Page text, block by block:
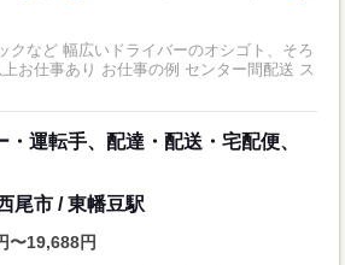
クなど 幅広いドライバーのオシゴト、そろ
お仕事あり お仕事の例 センター間配送 ス
・運転手、配達・配送・宅配便、
尾市 / 東幡豆駅
〜19,688円